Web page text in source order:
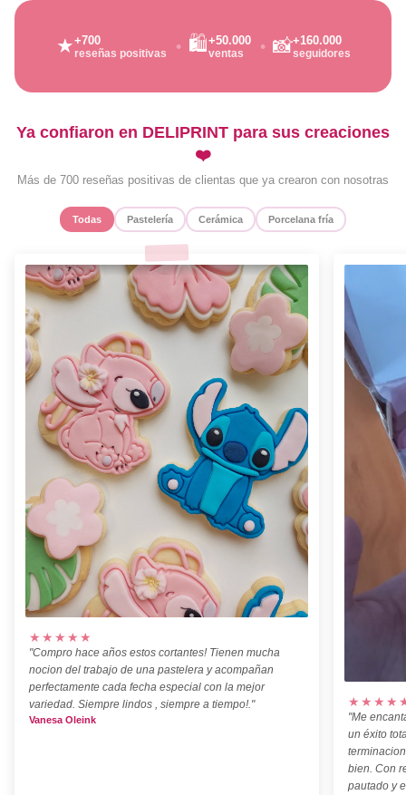
★+700
reseñas positivas 🛍️+50.000
ventas 📸+160.000
seguidores
Ya confiaron en DELIPRINT para sus creaciones
❤️
Más de 700 reseñas positivas de clientas que ya crearon con nosotras
Todas Pastelería Cerámica Porcelana fría
★★★★★
"Compro hace años estos cortantes! Tienen mucha
nocion del trabajo de una pastelera y acompañan
perfectamente cada fecha especial con la mejor
variedad. Siempre lindos , siempre a tiempo!."
Vanesa Oleink
"Me
un éxito
bien. Con
pautado y